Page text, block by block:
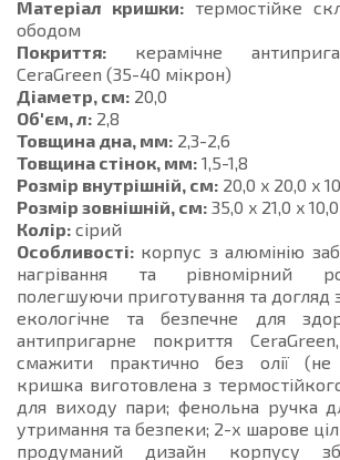
Матеріал кришки: термостійке
ободом
Покриття: керамічне
CeraGreen (35-40 мікрон)
Діаметр, см: 20,0
Об'єм, л: 2,8
Товщина дна, мм: 2,3-2,6
Товщина стінок, мм: 1,5-1,8
Розмір внутрішній, см: 20,0 x 20,0 x 10
Розмір зовнішній, см: 35,0 x 21,0 x 10,0
Колір: сірий
Особливості: корпус з алюмінію
нагрівання та рівномірний
полегшуючи приготування та догляд
екологічне та безпечне для
антипригарне покриття
смажити практично без олії (не
кришка виготовлена з
для виходу пари; фенольна ручка
утримання та безпеки; 2-х шарове
продуманий дизайн корпусу